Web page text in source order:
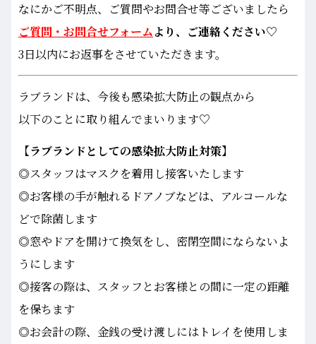
なにかご不明点、ご質問やお問合せ等ございましたら
ご質問・お問合せフォームより、ご連絡ください♡
3日以内にお返事をさせていただきます。
ラブランドは、今後も感染拡大防止の観点から
以下のことに取り組んでまいります♡
【ラブランドとしての感染拡大防止対策】
◎スタッフはマスクを着用し接客いたします
◎お客様の手が触れるドアノブなどは、アルコールな
どで除菌します
◎窓やドアを開けて換気をし、密閉空間にならないよ
うにします
◎接客の際は、スタッフとお客様との間に一定の距離
を保ちます
◎お会計の際、金銭の受け渡しにはトレイを使用しま